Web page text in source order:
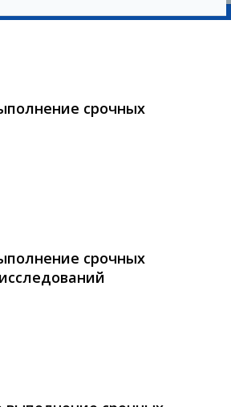
срочных
срочных